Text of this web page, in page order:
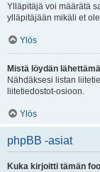
Ylläpitäjä voi määrätä
ylläpitäjään mikäli et
Ylös
Mistä löydän
Nähdäksesi listan
liitetiedostot-osioon.
Ylös
phpBB -asiat
Kuka kirjoitti tämän